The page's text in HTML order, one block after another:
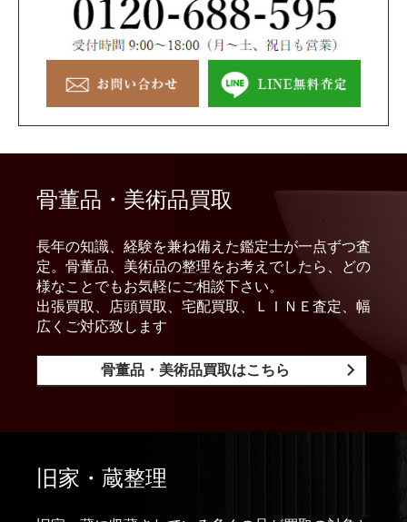
骨董品・美術品買取
長年の知識、経験を兼ね備えた鑑定士が一点ずつ査
定。骨董品、美術品の整理をお考えでしたら、どの
様なことでもお気軽にご相談下さい。
出張買取、店頭買取、宅配買取、ＬＩＮＥ査定、幅
広くご対応致します
骨董品・美術品買取はこちら
旧家・蔵整理